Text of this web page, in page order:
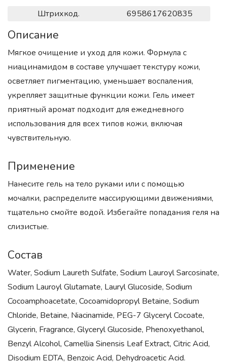
Штрихкод. 6958617620835
Описание
Мягкое очищение и уход для кожи. Формула с
ниацинамидом в составе улучшает текстуру кожи,
осветляет пигментацию, уменьшает воспаления,
укрепляет защитные функции кожи. Гель имеет
приятный аромат подходит для ежедневного
использования для всех типов кожи, включая
чувствительную.
Применение
Нанесите гель на тело руками или с помощью
мочалки, распределите массирующими движениями,
тщательно смойте водой. Избегайте попадания геля на
слизистые.
Состав
Water, Sodium Laureth Sulfate, Sodium Lauroyl Sarcosinate,
Sodium Lauroyl Glutamate, Lauryl Glucoside, Sodium
Cocoamphoacetate, Cocoamidopropyl Betaine, Sodium
Chloride, Betaine, Niacinamide, PEG-7 Glyceryl Cocoate,
Glycerin, Fragrance, Glyceryl Glucoside, Phenoxyethanol,
Benzyl Alcohol, Camellia Sinensis Leaf Extract, Citric Acid,
Disodium EDTA, Benzoic Acid, Dehydroacetic Acid.